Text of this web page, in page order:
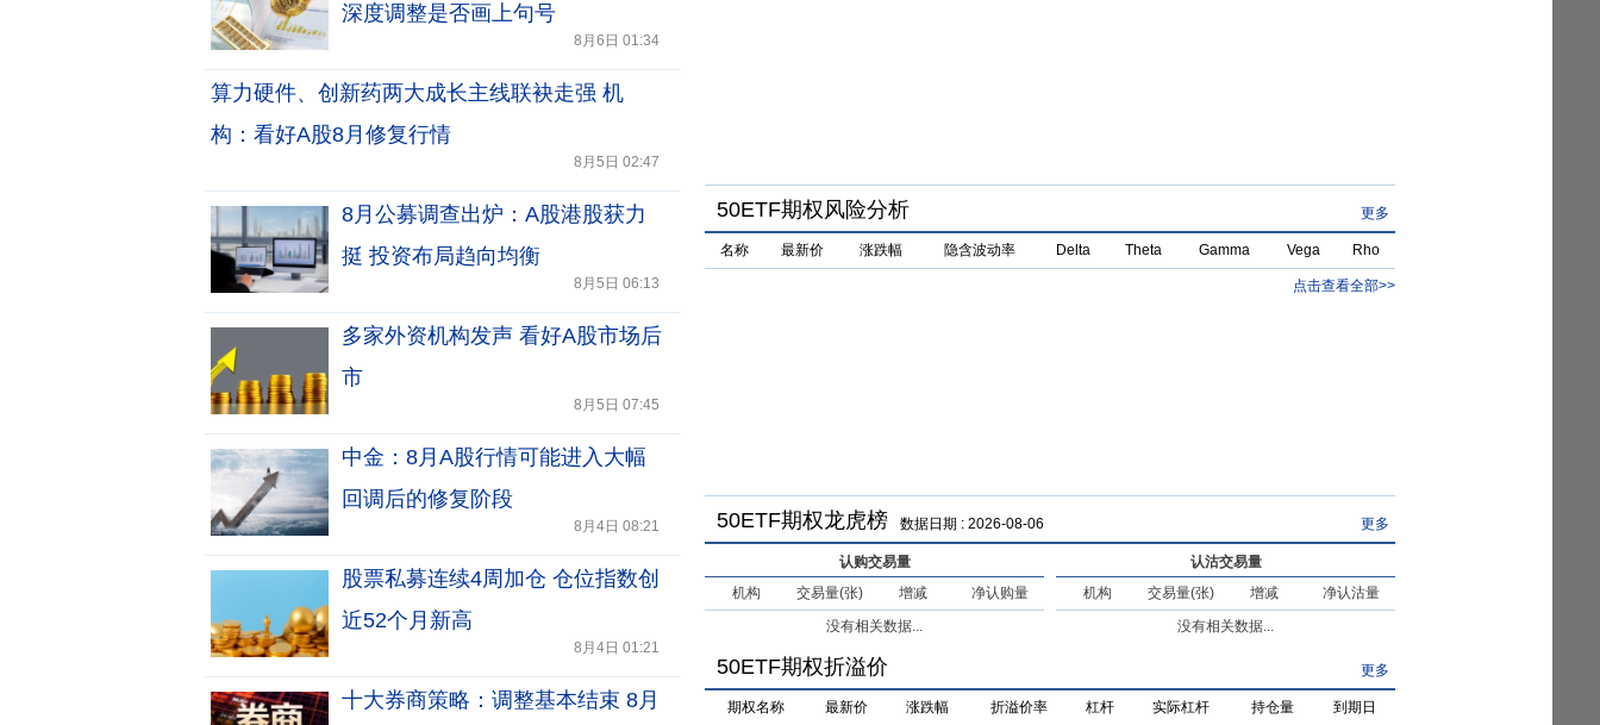
深度调整是否画上句号
8月6日 01:34
算力硬件、创新药两大成长主线联袂走强 机
构：看好A股8月修复行情
8月5日 02:47
8月公募调查出炉：A股港股获力
挺 投资布局趋向均衡
8月5日 06:13
多家外资机构发声 看好A股市场后
市
8月5日 07:45
中金：8月A股行情可能进入大幅
回调后的修复阶段
8月4日 08:21
股票私募连续4周加仓 仓位指数创
近52个月新高
8月4日 01:21
十大券商策略：调整基本结束 8月
50ETF期权风险分析 更多
名称 最新价 涨跌幅 隐含波动率 Delta Theta Gamma Vega Rho
点击查看全部>>
50ETF期权龙虎榜 数据日期 : 2026-08-06 更多
认购交易量
机构
交易量(张) 增减
净认购量
没有相关数据...
认沽交易量
机构
交易量(张) 增减
净认沽量
没有相关数据...
50ETF期权折溢价 更多
期权名称 最新价 涨跌幅 折溢价率 杠杆 实际杠杆 持仓量 到期日